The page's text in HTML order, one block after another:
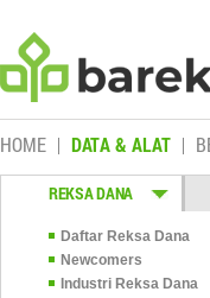
HOME DATA & ALAT
REKSA DANA
Daftar Reksa Dana
Newcomers
Industri Reksa Dana